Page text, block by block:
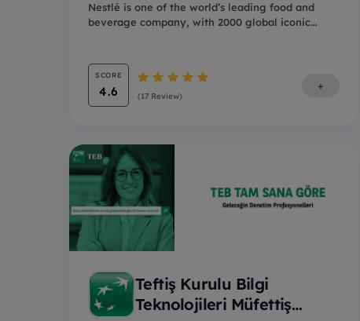
Nestlé is one of the world’s leading food and
beverage company, with 2000 global iconic
SCORE
4.6 (17 Review)
+
Teftiş Kurulu Bilgi
Teknolojileri Müfettiş